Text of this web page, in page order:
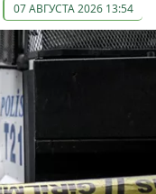
07 АВГУСТА 2026 13:54